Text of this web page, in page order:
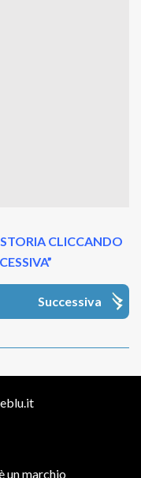
CLICCANDO
Successiva
un marchio